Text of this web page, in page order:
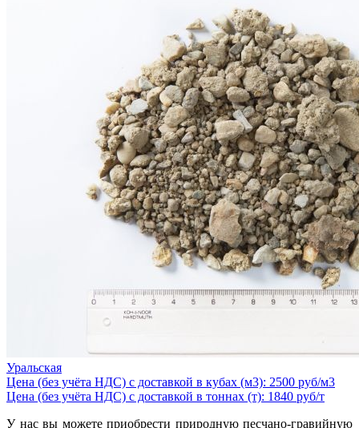
Уральская
Цена (без учёта НДС) с доставкой в кубах (м3): 2500 руб/м3
Цена (без учёта НДС) с доставкой в тоннах (т): 1840 руб/т
У нас вы можете приобрести природную песчано-гравийную